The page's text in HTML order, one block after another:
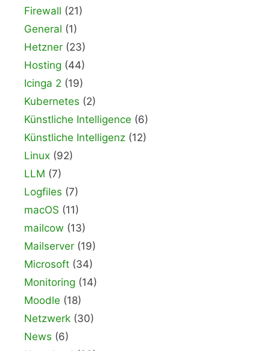
Firewall (21)
General (1)
Hetzner (23)
Hosting (44)
Icinga 2 (19)
Kubernetes (2)
Künstliche Intelligence (6)
Künstliche Intelligenz (12)
Linux (92)
LLM (7)
Logfiles (7)
macOS (11)
mailcow (13)
Mailserver (19)
Microsoft (34)
Monitoring (14)
Moodle (18)
Netzwerk (30)
News (6)